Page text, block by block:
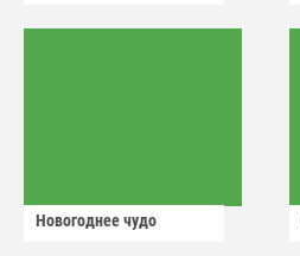
Новогоднее чудо